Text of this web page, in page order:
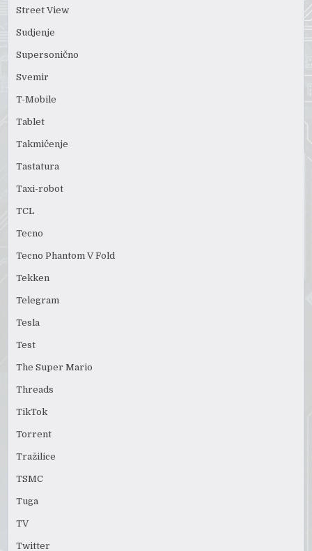
Street View
Sudjenje
Supersonično
Svemir
T-Mobile
Tablet
Takmičenje
Tastatura
Taxi-robot
TCL
Tecno
Tecno Phantom V Fold
Tekken
Telegram
Tesla
Test
The Super Mario
Threads
TikTok
Torrent
Tražilice
TSMC
Tuga
TV
Twitter